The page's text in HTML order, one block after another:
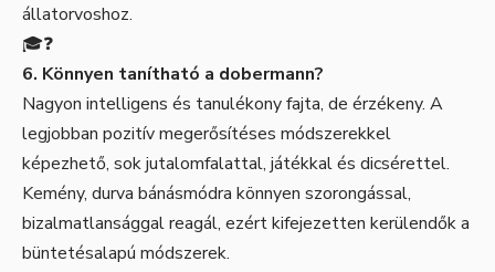
állatorvoshoz.
🎓❓
6. Könnyen tanítható a dobermann?
Nagyon intelligens és tanulékony fajta, de érzékeny. A
legjobban pozitív megerősítéses módszerekkel
képezhető, sok jutalomfalattal, játékkal és dicsérettel.
Kemény, durva bánásmódra könnyen szorongással,
bizalmatlansággal reagál, ezért kifejezetten kerülendők a
büntetésalapú módszerek.